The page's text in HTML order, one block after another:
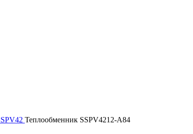
Теплообменник SSPV4212-A84